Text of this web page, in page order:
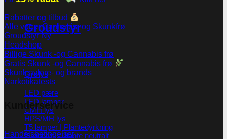
Groudstyr
Grolys
LED pære
LED lamper
CMH lys
HPS/MH lys
T5 lamper | Plantedyrkning
Grønt lys - Plante neutralt
Rabatter og tilbud
Alle vores Cannabis -og Skunkfrø
Groudstyr
Headshop
Billige Skunk -og Cannabis frø
Gratis Skunk -og Cannabis frø
Skunk avlere- og brands
Narkotikatests
Kunderservice
Handelsbetingelser